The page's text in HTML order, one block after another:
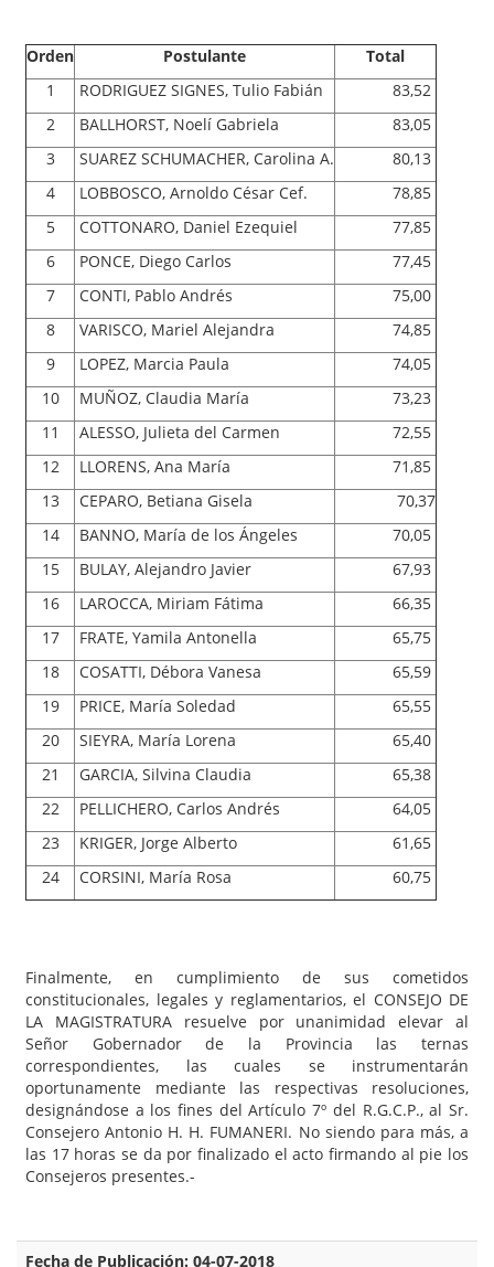
Orden Postulante
Total
1
RODRIGUEZ SIGNES, Tulio Fabián
83,52
2
BALLHORST, Noelí Gabriela
83,05
3
SUAREZ SCHUMACHER, Carolina A.
80,13
4
LOBBOSCO, Arnoldo César Cef.
78,85
5
COTTONARO, Daniel Ezequiel
77,85
6
PONCE, Diego Carlos
77,45
7
CONTI, Pablo Andrés
75,00
8
VARISCO, Mariel Alejandra
74,85
9
LOPEZ, Marcia Paula
74,05
10
MUÑOZ, Claudia María
73,23
11
ALESSO, Julieta del Carmen
72,55
12
LLORENS, Ana María
71,85
13
CEPARO, Betiana Gisela
70,37
14
BANNO, María de los Ángeles
70,05
15
BULAY, Alejandro Javier
67,93
16
LAROCCA, Miriam Fátima
66,35
17
FRATE, Yamila Antonella
65,75
18
COSATTI, Débora Vanesa
65,59
19
PRICE, María Soledad
65,55
20
SIEYRA, María Lorena
65,40
21
GARCIA, Silvina Claudia
65,38
22
PELLICHERO, Carlos Andrés
64,05
23
KRIGER, Jorge Alberto
61,65
24
CORSINI, María Rosa 60,75
Finalmente, en cumplimiento de sus cometidos
constitucionales, legales y reglamentarios, el CONSEJO DE
LA MAGISTRATURA resuelve por unanimidad elevar al
Señor Gobernador de la Provincia las ternas
correspondientes, las cuales se instrumentarán
oportunamente mediante las respectivas resoluciones,
designándose a los fines del Artículo 7º del R.G.C.P., al Sr.
Consejero Antonio H. H. FUMANERI. No siendo para más, a
las 17 horas se da por finalizado el acto firmando al pie los
Consejeros presentes.-
Fecha de Publicación: 04-07-2018